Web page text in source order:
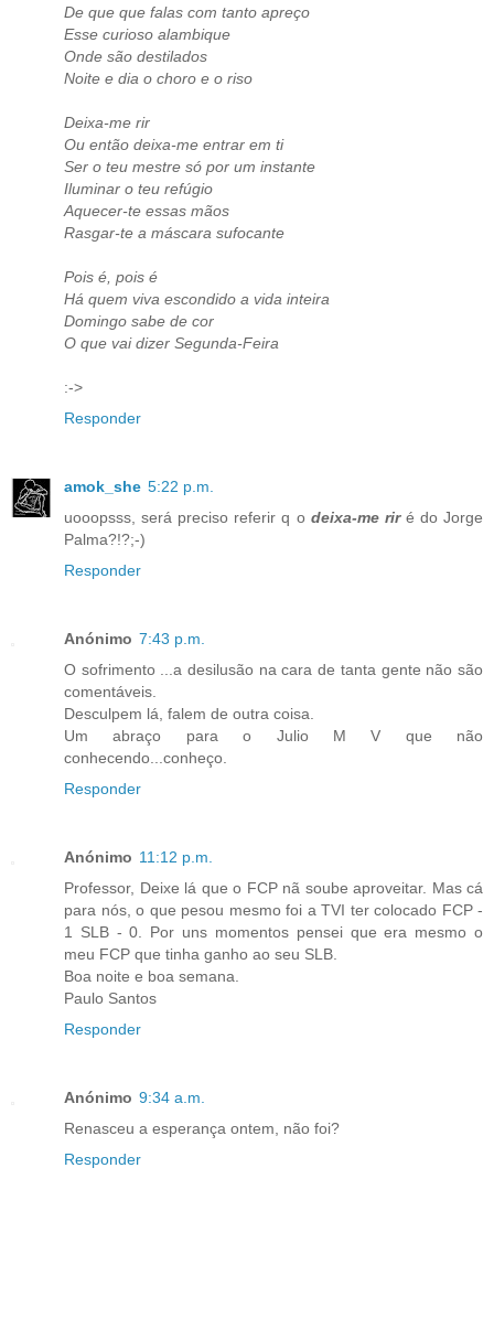
De que que falas com tanto apreço
Esse curioso alambique
Onde são destilados
Noite e dia o choro e o riso
Deixa-me rir
Ou então deixa-me entrar em ti
Ser o teu mestre só por um instante
Iluminar o teu refúgio
Aquecer-te essas mãos
Rasgar-te a máscara sufocante
Pois é, pois é
Há quem viva escondido a vida inteira
Domingo sabe de cor
O que vai dizer Segunda-Feira
:->
Responder
amok_she 5:22 p.m.
uooopsss, será preciso referir q o deixa-me riré do Jorge
Palma?!?;-)
Responder
Anónimo 7:43 p.m.
O sofrimento ...a desilusão na cara de tanta gente não são
comentáveis.
Desculpem lá, falem de outra coisa.
Um abraço para o Julio M V que não
conhecendo...conheço.
Responder
Anónimo 11:12 p.m.
Professor, Deixe lá que o FCP nã soube aproveitar. Mas cá
para nós, o que pesou mesmo foi a TVI ter colocado FCP -
1 SLB - 0. Por uns momentos pensei que era mesmo o
meu FCP que tinha ganho ao seu SLB.
Boa noite e boa semana.
Paulo Santos
Responder
Anónimo 9:34 a.m.
Renasceu a esperança ontem, não foi?
Responder